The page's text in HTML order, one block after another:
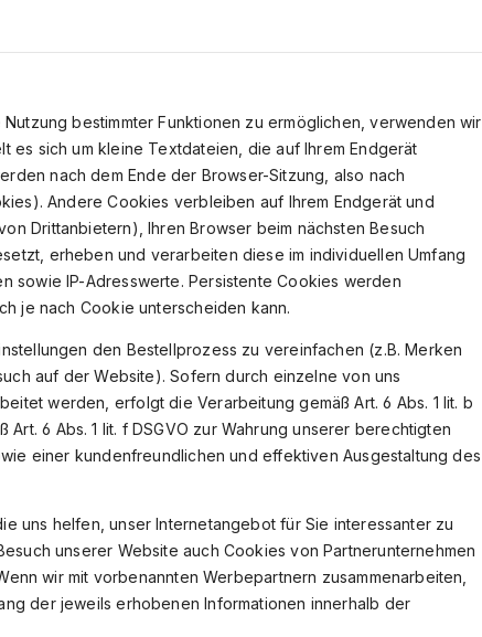
bestimmter Funktionen zu ermöglichen, verwenden wir
sich um kleine Textdateien, die auf Ihrem Endgerät
nach dem Ende der Browser-Sitzung, also nach
Andere Cookies verbleiben auf Ihrem Endgerät und
Drittanbietern), Ihren Browser beim nächsten Besuch
erheben und verarbeiten diese im individuellen Umfang
sowie IP-Adresswerte. Persistente Cookies werden
je nach Cookie unterscheiden kann.
den Bestellprozess zu vereinfachen (z.B. Merken
auf der Website). Sofern durch einzelne von uns
werden, erfolgt die Verarbeitung gemäß Art. 6 Abs. 1 lit. b
6 Abs. 1 lit. f DSGVO zur Wahrung unserer berechtigten
einer kundenfreundlichen und effektiven Ausgestaltung des
uns helfen, unser Internetangebot für Sie interessanter zu
unserer Website auch Cookies von Partnerunternehmen
wir mit vorbenannten Werbepartnern zusammenarbeiten,
der jeweils erhobenen Informationen innerhalb der